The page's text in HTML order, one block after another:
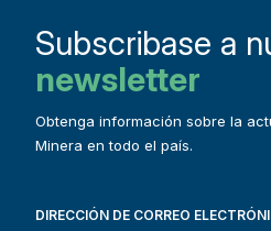
Subscribase a
newsletter
Obtenga información sobre la
Minera en todo el país.
DIRECCIÓN DE CORREO